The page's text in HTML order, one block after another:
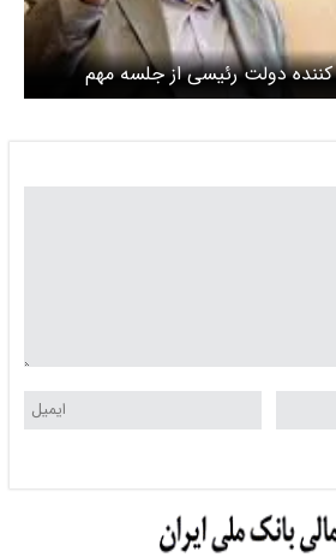
کننده دولت رئیسی از جلسه مهم
سپاه + عکس